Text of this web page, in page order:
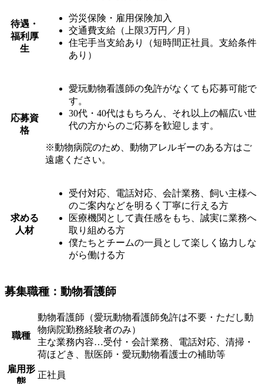
待遇・
福利厚
生
労災保険・雇用保険加入
交通費支給（上限3万円／月）
住宅手当支給あり（短時間正社員。支給条件
あり）
応募資
格
愛玩動物看護師の免許がなくても応募可能で
す。
30代・40代はもちろん、それ以上の幅広い世
代の方からのご応募を歓迎します。
※動物病院のため、動物アレルギーのある方はご
遠慮ください。
求める
人材
受付対応、電話対応、会計業務、飼い主様へ
のご案内などを明るく丁寧に行える方
医療機関として責任感をもち、誠実に業務へ
取り組める方
僕たちとチームの一員として楽しく協力しな
がら働ける方
募集職種：動物看護師
職種
動物看護師（愛玩動物看護師免許は不要・ただし動
物病院勤務経験者のみ）
主な業務内容…受付・会計業務、電話対応、清掃・
荷ほどき、獣医師・愛玩動物看護士の補助等
雇用形
態
正社員